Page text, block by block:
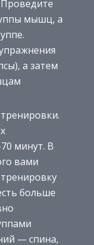
мышц, а
а затем
минут. В
вами
больше
— спина,